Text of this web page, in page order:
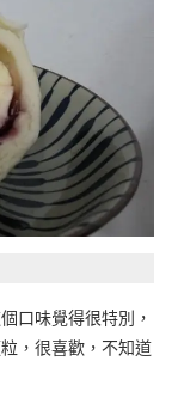
口味覺得很特別，
，很喜歡，不知道